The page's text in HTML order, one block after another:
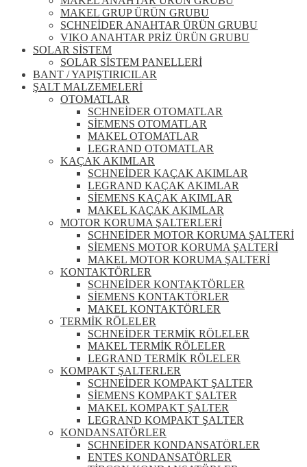
MAKEL GRUP ÜRÜN GRUBU
SCHNEİDER ANAHTAR ÜRÜN GRUBU
VIKO ANAHTAR PRİZ ÜRÜN GRUBU
SOLAR SİSTEM
SOLAR SİSTEM PANELLERİ
BANT / YAPIŞTIRICILAR
ŞALT MALZEMELERİ
OTOMATLAR
SCHNEİDER OTOMATLAR
SİEMENS OTOMATLAR
MAKEL OTOMATLAR
LEGRAND OTOMATLAR
KAÇAK AKIMLAR
SCHNEİDER KAÇAK AKIMLAR
LEGRAND KAÇAK AKIMLAR
SİEMENS KAÇAK AKIMLAR
MAKEL KAÇAK AKIMLAR
MOTOR KORUMA ŞALTERLERİ
SCHNEİDER MOTOR KORUMA ŞALTERİ
SİEMENS MOTOR KORUMA ŞALTERİ
MAKEL MOTOR KORUMA ŞALTERİ
KONTAKTÖRLER
SCHNEİDER KONTAKTÖRLER
SİEMENS KONTAKTÖRLER
MAKEL KONTAKTÖRLER
TERMİK RÖLELER
SCHNEİDER TERMİK RÖLELER
MAKEL TERMİK RÖLELER
LEGRAND TERMİK RÖLELER
KOMPAKT ŞALTERLER
SCHNEİDER KOMPAKT ŞALTER
SİEMENS KOMPAKT ŞALTER
MAKEL KOMPAKT ŞALTER
LEGRAND KOMPAKT ŞALTER
KONDANSATÖRLER
SCHNEİDER KONDANSATÖRLER
ENTES KONDANSATÖRLER